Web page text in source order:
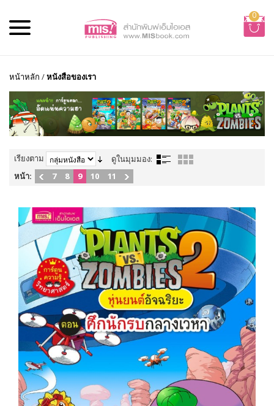
0
หน้าหลัก /หนังสือของเรา
เรียงตาม
ดูในมุมมอง:
หน้า:
7 8 9 10 11